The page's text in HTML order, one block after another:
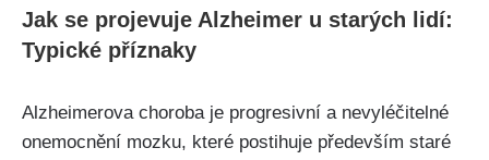
Jak se projevuje Alzheimer u starých lidí:
Typické příznaky
Alzheimerova choroba je progresivní a nevyléčitelné
onemocnění mozku, které postihuje především staré